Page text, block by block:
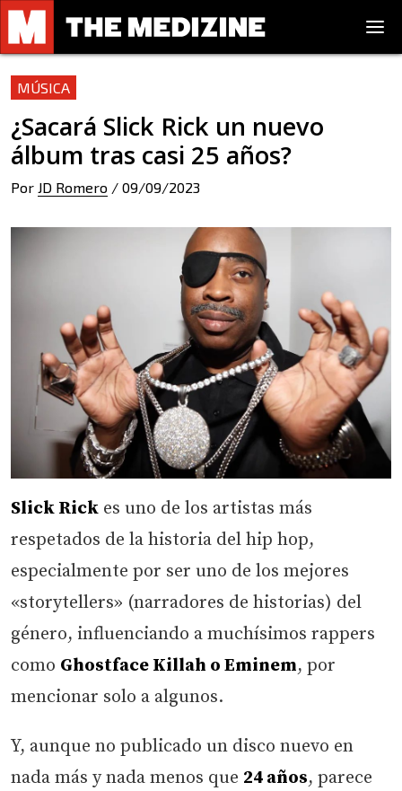
MÚSICA
¿Sacará Slick Rick un nuevo
álbum tras casi 25 años?
Por JD Romero / 09/09/2023
Slick Rick es uno de los artistas más
respetados de la historia del hip hop,
especialmente por ser uno de los mejores
«storytellers» (narradores de historias) del
género, influenciando a muchísimos rappers
como Ghostface Killah o Eminem, por
mencionar solo a algunos.
Y, aunque no publicado un disco nuevo en
nada más y nada menos que 24 años, parece